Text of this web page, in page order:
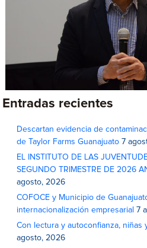
Entradas recientes
Descartan evidencia de
de Taylor Farms Guanajuato 7
EL INSTITUTO DE LAS
SEGUNDO TRIMESTRE DE 2026
agosto, 2026
COFOCE y Municipio de
internacionalización empresarial 7
Con lectura y autoconfianza,
agosto, 2026